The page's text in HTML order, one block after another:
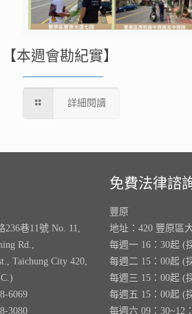
【本週會勘紀實】
詳細閱讀
巷11號 No. 11,
Rd.,
Taichung City 420,
6069
3080
免費法律諮
豐原
地址：420 豐原區
每週一 16：30起 (
每週二 15：00起 (
每週三 15：00起 (
每週五 15：00起 (
每週六 09：30~12